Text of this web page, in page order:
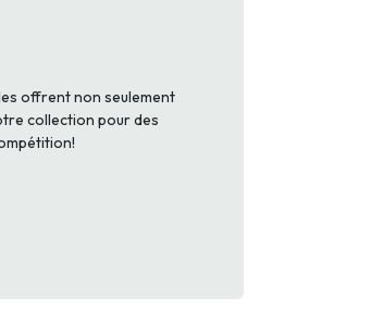
offrent non seulement
collection pour des